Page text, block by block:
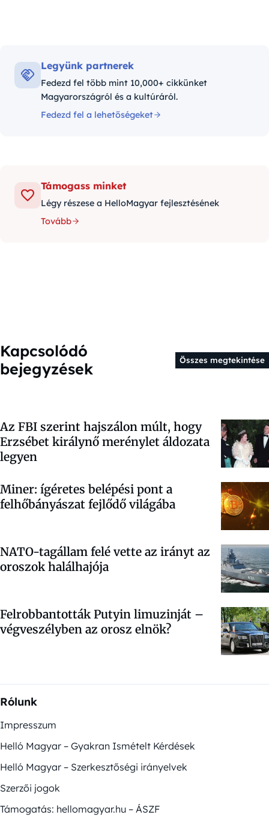
Legyünk partnerek
Fedezd fel több mint 10,000+ cikkünket
Magyarországról és a kultúráról.
Fedezd fel a lehetőségeket
Támogass minket
Légy részese a HelloMagyar fejlesztésének
Tovább
Kapcsolódó
bejegyzések
Összes megtekintése
Az FBI szerint hajszálon múlt, hogy
Erzsébet királynő merénylet áldozata
legyen
Miner: ígéretes belépési pont a
felhőbányászat fejlődő világába
NATO-tagállam felé vette az irányt az
oroszok halálhajója
Felrobbantották Putyin limuzinját –
végveszélyben az orosz elnök?
Rólunk
Impresszum
Helló Magyar – Gyakran Ismételt Kérdések
Helló Magyar – Szerkesztőségi irányelvek
Szerzői jogok
Támogatás: hellomagyar.hu – ÁSZF